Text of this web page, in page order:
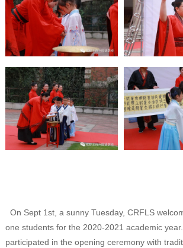
On Sept 1st, a sunny Tuesday, CRFLS
one students for the 2020-2021 academic year.
participated in the opening ceremony with